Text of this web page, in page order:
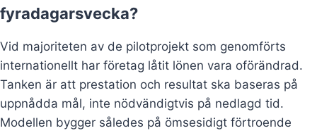
fyradagarsvecka?
Vid majoriteten av de pilotprojekt som genomförts
internationellt har företag låtit lönen vara oförändrad.
Tanken är att prestation och resultat ska baseras på
uppnådda mål, inte nödvändigtvis på nedlagd tid.
Modellen bygger således på ömsesidigt förtroende